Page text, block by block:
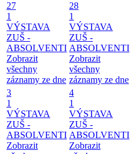
27
1
VÝSTAVA
ZUŠ -
ABSOLVENTI
Zobrazit
všechny
záznamy ze dne
28
1
VÝSTAVA
ZUŠ -
ABSOLVENTI
Zobrazit
všechny
záznamy ze dne
3
1
VÝSTAVA
ZUŠ -
ABSOLVENTI
Zobrazit
4
1
VÝSTAVA
ZUŠ -
ABSOLVENTI
Zobrazit